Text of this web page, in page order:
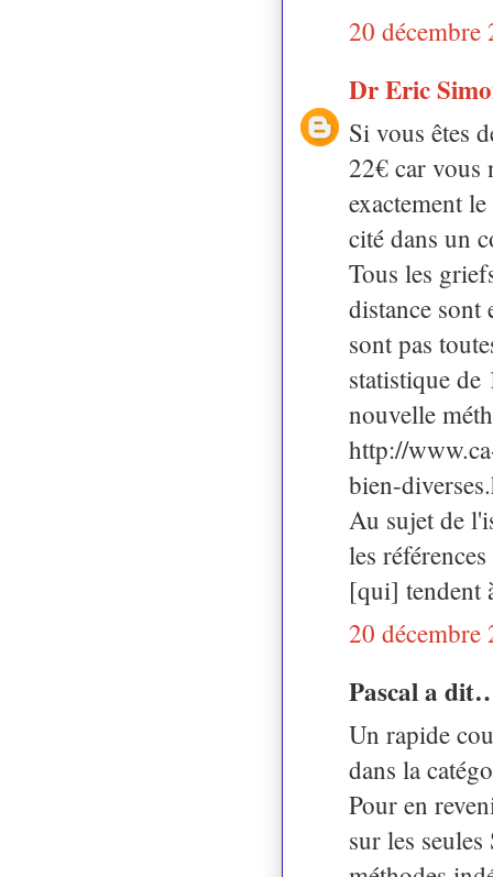
20 décembre
Dr Eric
Si vous êtes
22€ car vous
exactement
cité dans un
Tous les
distance sont
sont pas
statistique de
nouvelle
http://
bien-
Au sujet de
les
[qui] tendent
20 décembre
Pascal a
Un rapide
dans la
Pour en
sur les